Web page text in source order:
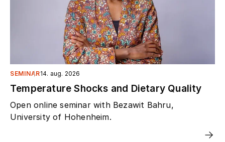
SEMINAR14. aug. 2026
Temperature Shocks and Dietary Quality
Open online seminar with Bezawit Bahru,
University of Hohenheim.